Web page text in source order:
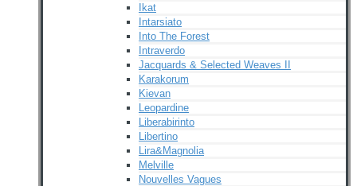
Ikat
Intarsiato
Into The Forest
Intraverdo
Jacquards & Selected Weaves II
Karakorum
Kievan
Leopardine
Liberabirinto
Libertino
Lira&Magnolia
Melville
Nouvelles Vagues